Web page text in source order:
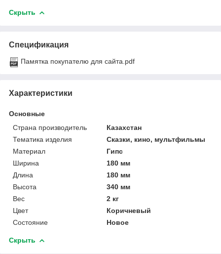
Скрыть
Спецификация
Памятка покупателю для сайта.pdf
Характеристики
Основные
Страна производитель
Казахстан
Тематика изделия
Сказки, кино, мультфильмы
Материал
Гипс
Ширина
180 мм
Длина
180 мм
Высота
340 мм
Вес
2 кг
Цвет
Коричневый
Состояние
Новое
Скрыть